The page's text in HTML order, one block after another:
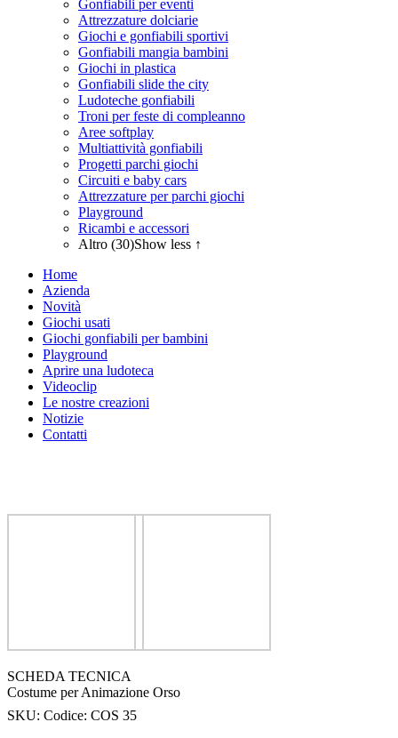
Gonfiabili per eventi
Attrezzature dolciarie
Giochi e gonfiabili sportivi
Gonfiabili mangia bambini
Giochi in plastica
Gonfiabili slide the city
Ludoteche gonfiabili
Troni per feste di compleanno
Aree softplay
Multiattività gonfiabili
Progetti parchi giochi
Circuiti e baby cars
Attrezzature per parchi giochi
Playground
Ricambi e accessori
Altro (30)Show less ↑
Home
Azienda
Novità
Giochi usati
Giochi gonfiabili per bambini
Playground
Aprire una ludoteca
Videoclip
Le nostre creazioni
Notizie
Contatti
SCHEDA TECNICA
Costume per Animazione Orso
SKU: Codice: COS 35